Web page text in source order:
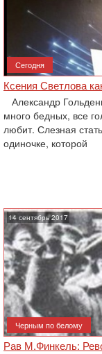
Сегодня
Ксения Светлова
Александр
много бедных, все
любит. Слезная
одиночке, которой
14 сентябрь 2017
Черным по белому
Рав М.Финкель: